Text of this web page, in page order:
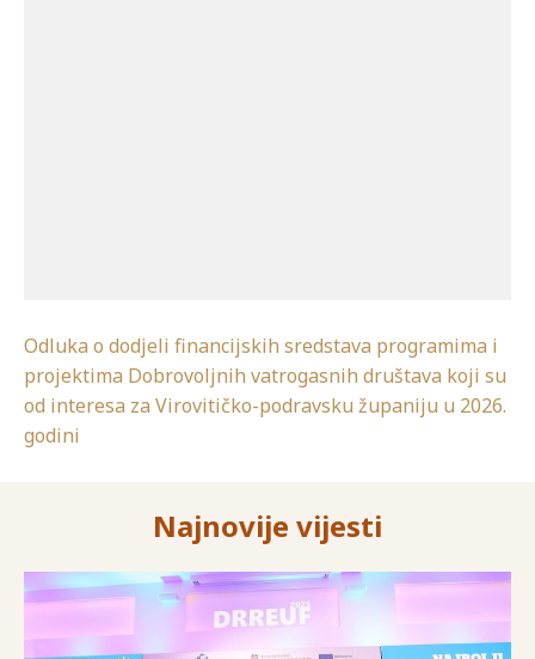
Odluka o dodjeli financijskih sredstava programima i
projektima Dobrovoljnih vatrogasnih društava koji su
od interesa za Virovitičko-podravsku županiju u 2026.
godini
Najnovije vijesti